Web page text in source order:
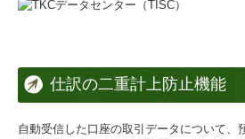
仕訳の二重計上防止機能
自動受信した口座の取引データについて、